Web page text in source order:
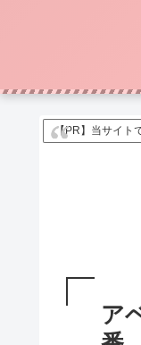
【PR】当サイト
ア